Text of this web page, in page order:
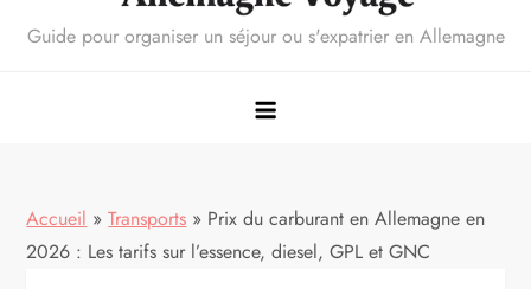
Guide pour organiser un séjour ou s'expatrier en Allemagne
Accueil »Transports » Prix du carburant en Allemagne en
2026 : Les tarifs sur l’essence, diesel, GPL et GNC